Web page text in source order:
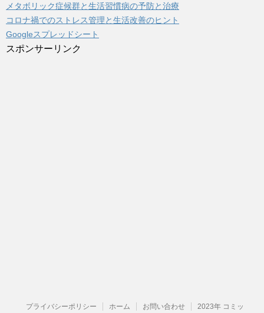
メタボリック症候群と生活習慣病の予防と治療
コロナ禍でのストレス管理と生活改善のヒント
Googleスプレッドシート
スポンサーリンク
プライバシーポリシー ホーム お問い合わせ 2023年 コミッ